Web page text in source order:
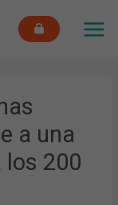
a una
los 200